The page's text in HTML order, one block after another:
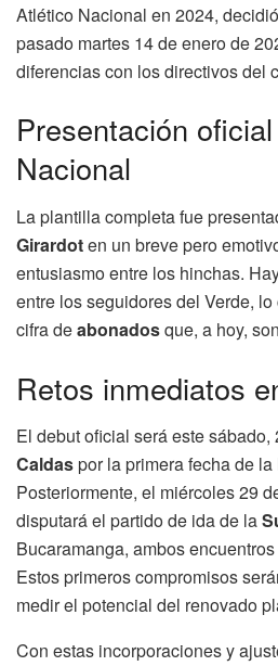
Atlético Nacional en 2024,
pasado martes 14 de enero de
diferencias con los directivos del
Presentación
Nacional
La plantilla completa fue
Girardoten un breve pero
entusiasmo entre los hinchas.
entre los seguidores del Verde,
cifra deabonadosque, a hoy,
Retos inmediatos
El debut oficial será este sábado,
Caldaspor la primera fecha de la
Posteriormente, el miércoles 29
disputará el partido de ida de la
Bucaramanga, ambos
Estos primeros compromisos
medir el potencial del renovado
Con estas incorporaciones y